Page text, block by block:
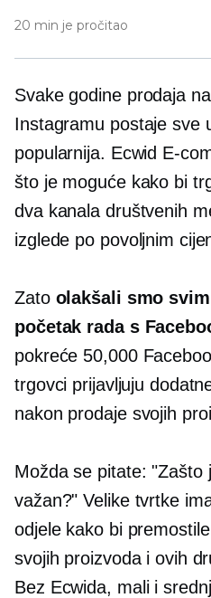
20 min je pročitao
Svake godine prodaja
Instagramu postaje sve
popularnija. Ecwid E-
što je moguće kako bi
dva kanala društvenih
izglede po povoljnim
Zato olakšali smo
početak rada s
pokreće 50,000
trgovci prijavljuju
nakon prodaje svojih
Možda se pitate: "Zašto
važan?" Velike tvrtke
odjele kako bi
svojih proizvoda i ovih
Bez Ecwida, mali i